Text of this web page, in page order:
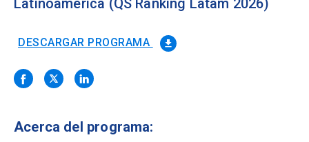
Noticias
Solicitud Certificados
en
enlace
Latinoamérica (QS Ranking Latam 2026)
DESCARGAR PROGRAMA file_download
Acerca del programa: